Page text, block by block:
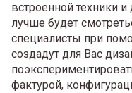
встроенной техники и
лучше будет
специалисты при
создадут для Вас
фактурой,